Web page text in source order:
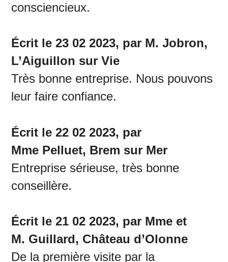
consciencieux.
Écrit le 23 02 2023, par M. Jobron,
L’Aiguillon sur Vie
Très bonne entreprise. Nous pouvons
leur faire confiance.
Écrit le 22 02 2023, par
Mme Pelluet, Brem sur Mer
Entreprise sérieuse, très bonne
conseillère.
Écrit le 21 02 2023, par Mme et
M. Guillard, Château d’Olonne
De la première visite par la